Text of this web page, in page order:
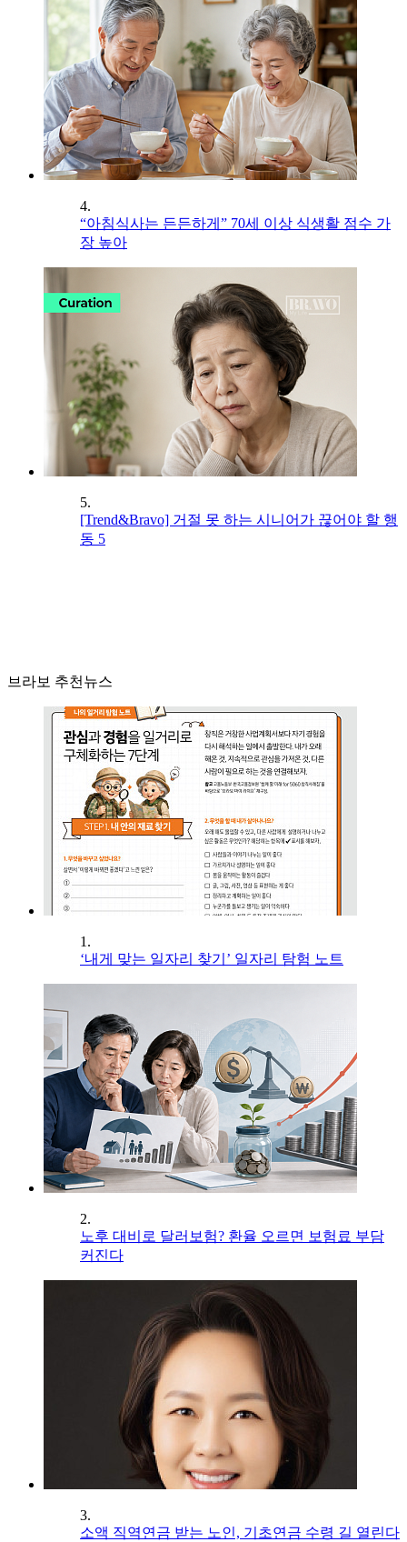
4.
“아침식사는 든든하게” 70세 이상 식생활 점수 가
장 높아
5.
[Trend&Bravo] 거절 못 하는 시니어가 끊어야 할 행
동 5
브라보 추천뉴스
1.
‘내게 맞는 일자리 찾기’ 일자리 탐험 노트
2.
노후 대비로 달러보험? 환율 오르면 보험료 부담
커진다
3.
소액 직역연금 받는 노인, 기초연금 수령 길 열린다